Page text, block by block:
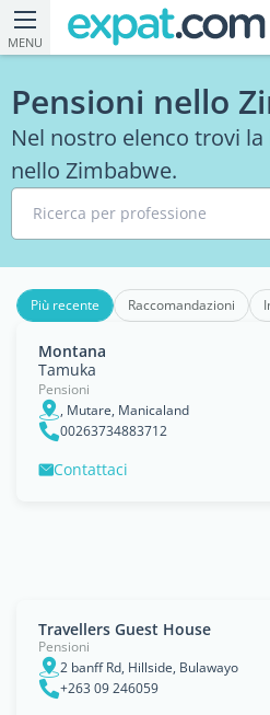
MENU
Pensioni nello
Nel nostro elenco trovi
nello Zimbabwe.
Ricerca per professione
Più recente Raccomandazioni
Montana
Tamuka
Pensioni
, Mutare, Manicaland
00263734883712
Contattaci
Travellers Guest House
Pensioni
2 banff Rd, Hillside, Bulawayo
+263 09 246059